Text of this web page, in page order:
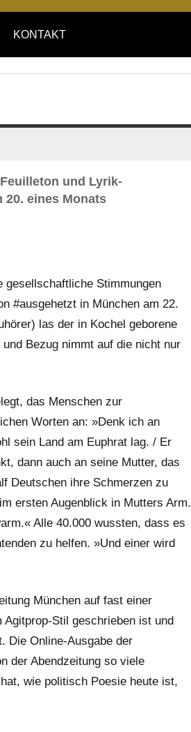
KONTAKT
und Lyrik-
eines Monats
Stimmungen
#ausgehetzt in München am 22.
las der in Kochel geborene
Bezug nimmt auf die nicht nur
das Menschen zur
Worten an: »Denk ich an
sein Land am Euphrat lag. / Er
dann auch an seine Mutter, das
Deutschen ihre Schmerzen zu
ersten Augenblick in Mutters Arm.
Alle 40.000 wussten, dass es
zu helfen. »Und einer wird
München auf fast einer
Stil geschrieben ist und
Die Online-Ausgabe der
der Abendzeitung so viele
wie politisch Poesie heute ist,